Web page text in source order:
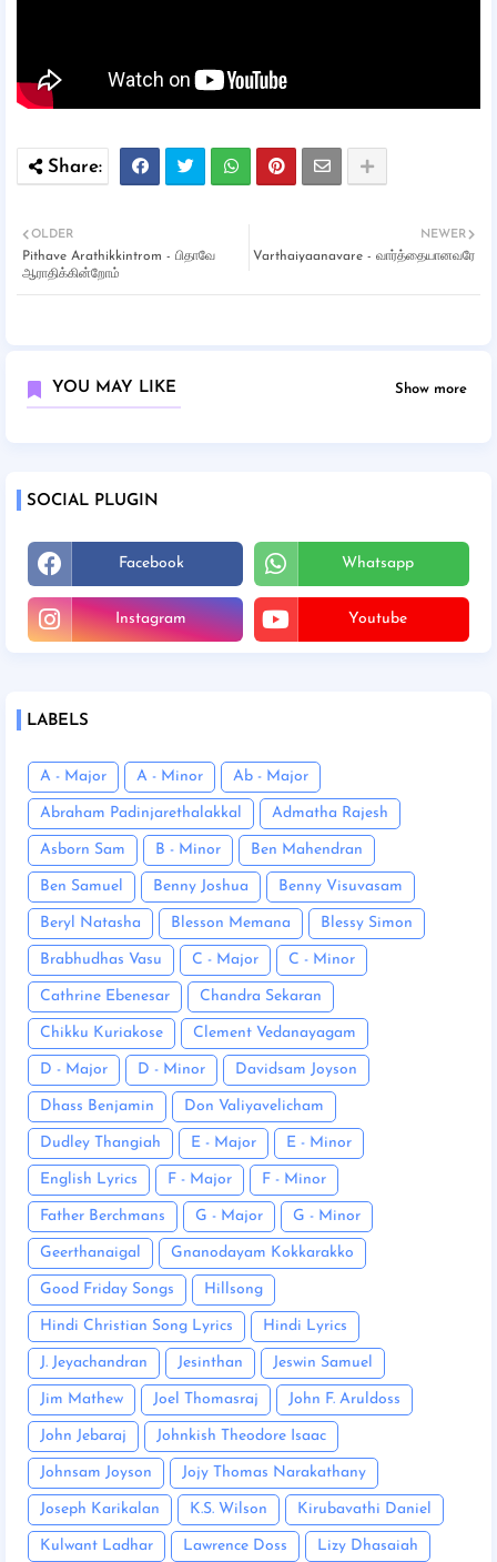
NEWER
Varthaiyaanavare - வார்த்தையானவரே
OLDER
Pithave Arathikkintrom - பிதாவே
ஆராதிக்கின்றோம்
YOU MAY LIKE Show more
SOCIAL PLUGIN
Facebook Whatsapp
Instagram Youtube
LABELS
A - Major A - Minor Ab - Major
Abraham Padinjarethalakkal Admatha Rajesh
Asborn Sam B - Minor Ben Mahendran
Ben Samuel Benny Joshua Benny Visuvasam
Beryl Natasha Blesson Memana Blessy Simon
Brabhudhas Vasu C - Major C - Minor
Cathrine Ebenesar Chandra Sekaran
Chikku Kuriakose Clement Vedanayagam
D - Major D - Minor Davidsam Joyson
Dhass Benjamin Don Valiyavelicham
Dudley Thangiah E - Major E - Minor
English Lyrics F - Major F - Minor
Father Berchmans G - Major G - Minor
Geerthanaigal Gnanodayam Kokkarakko
Good Friday Songs Hillsong
Hindi Christian Song Lyrics Hindi Lyrics
J. Jeyachandran Jesinthan Jeswin Samuel
Jim Mathew Joel Thomasraj John F. Aruldoss
John Jebaraj Johnkish Theodore Isaac
Johnsam Joyson Jojy Thomas Narakathany
Joseph Karikalan K.S. Wilson Kirubavathi Daniel
Kulwant Ladhar Lawrence Doss Lizy Dhasaiah